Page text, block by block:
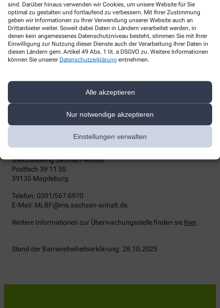
sind. Darüber hinaus verwenden wir Cookies, um unsere Website für Sie
optimal zu gestalten und fortlaufend zu verbessern. Mit Ihrer Zustimmung
geben wir Informationen zu Ihrer Verwendung unserer Website auch an
Drittanbieter weiter. Soweit dabei Daten in Ländern verarbeitet werden, in
denen kein angemessenes Datenschutzniveau besteht, stimmen Sie mit Ihrer
Einwilligung zur Nutzung dieser Dienste auch der Verarbeitung Ihrer Daten in
diesen Ländern gem. Artikel 49 Abs. 1 lit. a DSGVO zu. Weitere Informationen
können Sie unserer Datenschutzerklärung entnehmen.
Alle akzeptieren
Nur notwendige akzeptieren
Einstellungen verwalten
Telefax: +49-766460186
Postanschrift: Basler Straße 82 79227 Schallstadt
Durchsetzungsverfahren und
Marktüberwachungsbehörde
Durchsetzungsstelle unterstützt Sie dabei, ihre Rechte geltend zu
machen. Sie können sich auch an die
Marktüberwachungsbehörde wenden:
Barrierefreiheit von Produkten und Dienstleistungen
c/o Ministerium für Arbeit, Soziales, Gesundheit und
Gleichstellung Sachsen-Anhalt
Postfach 39 11 55
39135 Magdeburg
Telefon: 0391/567 6970
E-​Mail: MLBF@ms.sachsen-​anhalt.de.
Weitere Informationen zur Überwachungsstelle finden sie hier
Stand der Barrierefreiheitserklärung: 28.10.2025